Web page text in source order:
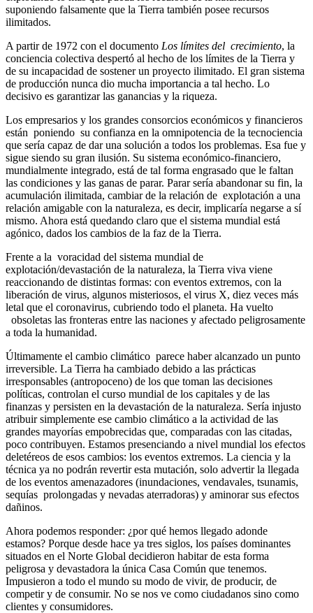
suponiendo falsamente que la Tierra también posee recursos
ilimitados.
A partir de 1972 con el documento Los límites del crecimiento, la
conciencia colectiva despertó al hecho de los límites de la Tierra y
de su incapacidad de sostener un proyecto ilimitado. El gran sistema
de producción nunca dio mucha importancia a tal hecho. Lo
decisivo es garantizar las ganancias y la riqueza.
Los empresarios y los grandes consorcios económicos y financieros
están poniendo su confianza en la omnipotencia de la tecnociencia
que sería capaz de dar una solución a todos los problemas. Esa fue y
sigue siendo su gran ilusión. Su sistema económico-financiero,
mundialmente integrado, está de tal forma engrasado que le faltan
las condiciones y las ganas de parar. Parar sería abandonar su fin, la
acumulación ilimitada, cambiar de la relación de explotación a una
relación amigable con la naturaleza, es decir, implicaría negarse a sí
mismo. Ahora está quedando claro que el sistema mundial está
agónico, dados los cambios de la faz de la Tierra.
Frente a la voracidad del sistema mundial de
explotación/devastación de la naturaleza, la Tierra viva viene
reaccionando de distintas formas: con eventos extremos, con la
liberación de virus, algunos misteriosos, el virus X, diez veces más
letal que el coronavirus, cubriendo todo el planeta. Ha vuelto
obsoletas las fronteras entre las naciones y afectado peligrosamente
a toda la humanidad.
Últimamente el cambio climático parece haber alcanzado un punto
irreversible. La Tierra ha cambiado debido a las prácticas
irresponsables (antropoceno) de los que toman las decisiones
políticas, controlan el curso mundial de los capitales y de las
finanzas y persisten en la devastación de la naturaleza. Sería injusto
atribuir simplemente ese cambio climático a la actividad de las
grandes mayorías empobrecidas que, comparadas con las citadas,
poco contribuyen. Estamos presenciando a nivel mundial los efectos
deletéreos de esos cambios: los eventos extremos. La ciencia y la
técnica ya no podrán revertir esta mutación, solo advertir la llegada
de los eventos amenazadores (inundaciones, vendavales, tsunamis,
sequías prolongadas y nevadas aterradoras) y aminorar sus efectos
dañinos.
Ahora podemos responder: ¿por qué hemos llegado adonde
estamos? Porque desde hace ya tres siglos, los países dominantes
situados en el Norte Global decidieron habitar de esta forma
peligrosa y devastadora la única Casa Común que tenemos.
Impusieron a todo el mundo su modo de vivir, de producir, de
competir y de consumir. No se nos ve como ciudadanos sino como
clientes y consumidores.